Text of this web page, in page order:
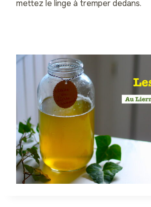
mettez le linge à tremper dedans.